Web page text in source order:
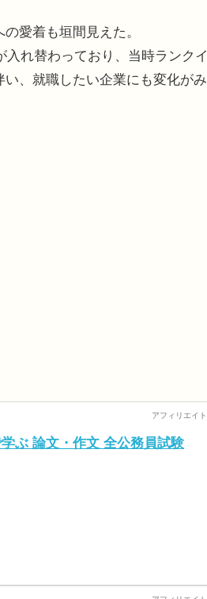
愛着も垣間見えた。
れ替わっており、当時ランクイ
、就職したい企業にも変化がみ
ぶ 論文・作文 全公務員試験